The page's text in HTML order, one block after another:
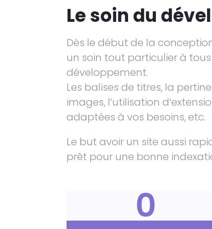
Le soin du
Dès le début de la
un soin tout particulier à
développement.
Les balises de titres, la
images, l’utilisation
adaptées à vos besoins, etc.
Le but avoir un site aussi
prêt pour une bonne
0